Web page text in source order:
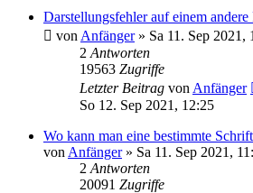
Darstellungsfehler auf einem andere
von Anfänger» Sa 11. Sep 2021,
2 Antworten
19563 Zugriffe
Letzter Beitrag von Anfänger
So 12. Sep 2021, 12:25
Wo kann man eine bestimmte
von Anfänger» Sa 11. Sep 2021,
2 Antworten
20091 Zugriffe